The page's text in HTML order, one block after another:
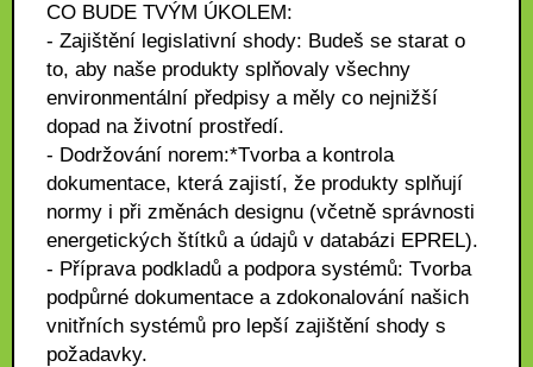
CO BUDE TVÝM ÚKOLEM:
- Zajištění legislativní shody: Budeš se starat o
to, aby naše produkty splňovaly všechny
environmentální předpisy a měly co nejnižší
dopad na životní prostředí.
- Dodržování norem:*Tvorba a kontrola
dokumentace, která zajistí, že produkty splňují
normy i při změnách designu (včetně správnosti
energetických štítků a údajů v databázi EPREL).
- Příprava podkladů a podpora systémů: Tvorba
podpůrné dokumentace a zdokonalování našich
vnitřních systémů pro lepší zajištění shody s
požadavky.